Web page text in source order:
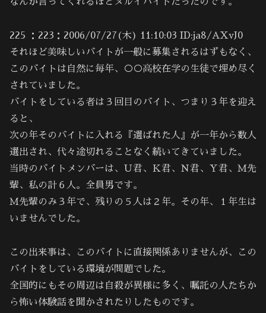
225 ：223：2006/07/27(木) 11:10:03 ID:ja8/AXvJ0
それほど美味しいバイトが一般に募集されるはずもなく、
このバイトは自然に毎年、○○高校在学の生徒で埋め尽く
されていました。
バイトをしている者は３回目のバイト、つまり３年を迎え
ると、
次の年そのバイトに入れる『選ばれた人』が一年から数人
選出され、代々途切れることなく続いてきていました。
当時のバイトメンバーは、Ｕ君、Ｋ君、Ｎ君、Ｙ君、Ｍ先
輩、私の計６人。全員男です。
Ｍ先輩のみ３年で、残りの５人は２年。その年、１年生は
いませんでした。
この出来事は、このバイトに直接関係ありませんが、この
バイトをしている環境が問題でした。
全国的にもその周辺は自殺が異様に多く、嘱託の人たちか
ら怖い体験話を聞かされたりしたものです。